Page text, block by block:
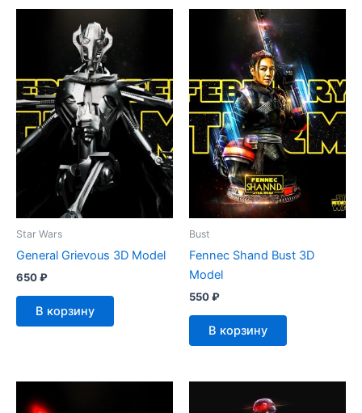
Star Wars
General Grievous 3D Model
650₽
В корзину
Bust
Fennec Shand Bust 3D
Model
550₽
В корзину